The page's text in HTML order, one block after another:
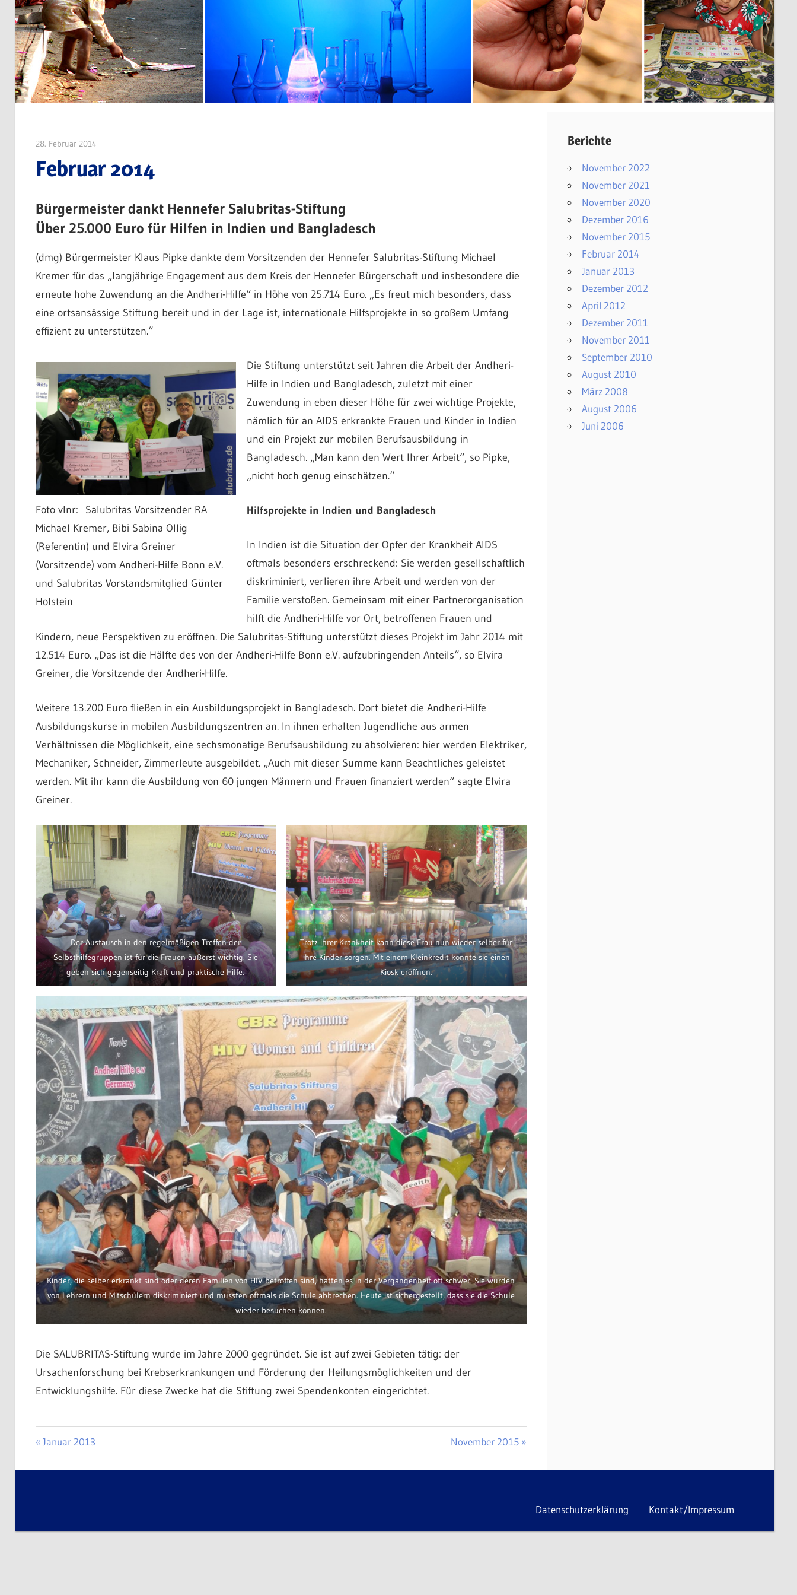
Forschung
nach
Ursachen
Heilungsmöglichkeiten
der
Krebkrankheit
zur
Förderung
der
Entwicklungshilfe
und
Heilungsmöglichkeiten
der
Krebkrankheit
und
zur
Entwicklungshilfe
28. Februar 2014
Februar 2014
Bürgermeister dankt Hennefer Salubritas-Stiftung
Über 25.000 Euro für Hilfen in Indien und Bangladesch
(dmg) Bürgermeister Klaus Pipke dankte dem Vorsitzenden der Hennefer Salubritas-Stiftung Michael
Kremer für das „langjährige Engagement aus dem Kreis der Hennefer Bürgerschaft und insbesondere die
erneute hohe Zuwendung an die Andheri-Hilfe“ in Höhe von 25.714 Euro. „Es freut mich besonders, dass
eine ortsansässige Stiftung bereit und in der Lage ist, internationale Hilfsprojekte in so großem Umfang
effizient zu unterstützen.“
Foto vlnr: Salubritas Vorsitzender RA
Michael Kremer, Bibi Sabina Ollig
(Referentin) und Elvira Greiner
(Vorsitzende) vom Andheri-Hilfe Bonn e.V.
und Salubritas Vorstandsmitglied Günter
Holstein
Die Stiftung unterstützt seit Jahren die Arbeit der Andheri-
Hilfe in Indien und Bangladesch, zuletzt mit einer
Zuwendung in eben dieser Höhe für zwei wichtige Projekte,
nämlich für an AIDS erkrankte Frauen und Kinder in Indien
und ein Projekt zur mobilen Berufsausbildung in
Bangladesch. „Man kann den Wert Ihrer Arbeit“, so Pipke,
„nicht hoch genug einschätzen.“
Hilfsprojekte in Indien und Bangladesch
In Indien ist die Situation der Opfer der Krankheit AIDS
oftmals besonders erschreckend: Sie werden gesellschaftlich
diskriminiert, verlieren ihre Arbeit und werden von der
Familie verstoßen. Gemeinsam mit einer Partnerorganisation
hilft die Andheri-Hilfe vor Ort, betroffenen Frauen und
Kindern, neue Perspektiven zu eröffnen. Die Salubritas-Stiftung unterstützt dieses Projekt im Jahr 2014 mit
12.514 Euro. „Das ist die Hälfte des von der Andheri-Hilfe Bonn e.V. aufzubringenden Anteils“, so Elvira
Greiner, die Vorsitzende der Andheri-Hilfe.
Weitere 13.200 Euro fließen in ein Ausbildungsprojekt in Bangladesch. Dort bietet die Andheri-Hilfe
Ausbildungskurse in mobilen Ausbildungszentren an. In ihnen erhalten Jugendliche aus armen
Verhältnissen die Möglichkeit, eine sechsmonatige Berufsausbildung zu absolvieren: hier werden Elektriker,
Mechaniker, Schneider, Zimmerleute ausgebildet. „Auch mit dieser Summe kann Beachtliches geleistet
werden. Mit ihr kann die Ausbildung von 60 jungen Männern und Frauen finanziert werden“ sagte Elvira
Greiner.
Der Austausch in den regelmäßigen Treffen der
Selbsthilfegruppen ist für die Frauen äußerst wichtig. Sie
geben sich gegenseitig Kraft und praktische Hilfe.
Trotz ihrer Krankheit kann diese Frau nun wieder selber für
ihre Kinder sorgen. Mit einem Kleinkredit konnte sie einen
Kiosk eröffnen.
Kinder, die selber erkrankt sind oder deren Familien von HIV betroffen sind, hatten es in der Vergangenheit oft schwer. Sie wurden
von Lehrern und Mitschülern diskriminiert und mussten oftmals die Schule abbrechen. Heute ist sichergestellt, dass sie die Schule
wieder besuchen können.
Die SALUBRITAS-Stiftung wurde im Jahre 2000 gegründet. Sie ist auf zwei Gebieten tätig: der
Ursachenforschung bei Krebserkrankungen und Förderung der Heilungsmöglichkeiten und der
Entwicklungshilfe. Für diese Zwecke hat die Stiftung zwei Spendenkonten eingerichtet.
ENTWICKLUNGSHILFE
INDIEN
Beitragsnavigation
Vorheriger
Januar 2013
Nächster
November 2015
Berichte
November 2022
November 2021
November 2020
Dezember 2016
November 2015
Februar 2014
Januar 2013
Dezember 2012
April 2012
Dezember 2011
November 2011
September 2010
August 2010
März 2008
August 2006
Juni 2006
Datenschutzerklärung Kontakt/Impressum